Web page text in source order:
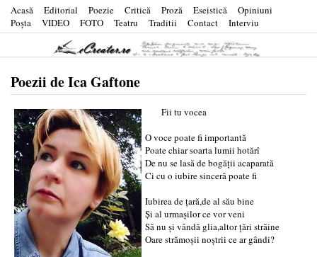
Acasă Editorial Poezie Critică Proză Eseistică
Opiniuni
Poşta
VIDEO FOTO Teatru Traditii Contact Interviu
Poezii de Ica Gaftone
Fii tu vocea
O voce poate fi importantă
Poate chiar soarta lumii hotărî
De nu se lasă de bogății acaparată
Ci cu o iubire sinceră poate fi
Iubirea de țară,de al său bine
Și al urmașilor ce vor veni
Să nu și vândă glia,altor țări străine
Oare strămoșii noștrii ce ar gândi?